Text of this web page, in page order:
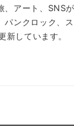
、アート、SNS
パンクロック、
新しています。